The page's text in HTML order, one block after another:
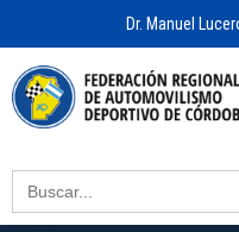
Dr. Manuel
Search
for: